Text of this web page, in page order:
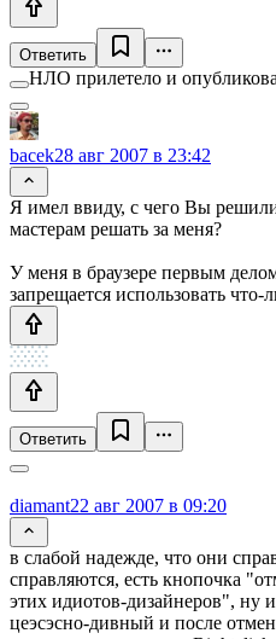
Ответить
НЛО прилетело и
bacek28 авг 2007 в 23:42
Я имел ввиду, с чего Вы
мастерам решать за меня?
У меня в браузере первым
запрещается использовать
Ответить
diamant22 авг 2007 в 09:20
в слабой надежде, что они
справляются, есть кнопочка
этих идиотов-дизайнеров", ну
цеэсэсно-дивный и после